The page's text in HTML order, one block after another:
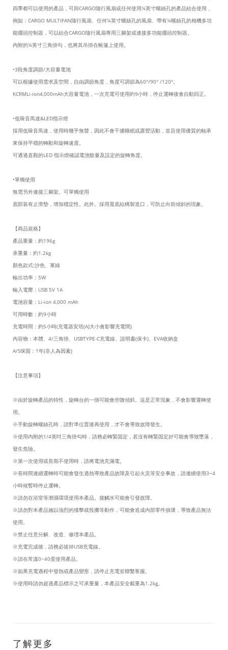
四季都可以使用的產品，可與CARGO隨行風扇或任何使用¼英寸螺絲孔的產品結合使用，
例如：CARGO MULTIFAN隨行風扇、任何¼英寸螺絲孔的風扇、帶有¼螺絲孔的相機多功
能擺頭控制器，可以結合CARGO隨行風扇專用三腳架或連接多功能擺頭控制器。
内附的¼英寸三角掛勾，也將其吊掛在帳篷上使用。
•3段角度調節/大容量電池
可以根據使用需求及空間，自由調節角度，角度可調節為60°/90° /120°。
KCRMLi-ion4,000mAh大容量電池，一次充電可使用約9小時，停止運轉後會自動回正。
•低噪音馬達&LED指示燈
採用低噪音馬達，使用時幾乎無聲，因此不會干擾睡眠或露營活動，並且使用優質的軸承
來保持平穩的轉動和旋轉速度。
可通過直觀的LED 指示燈確認電池餘量及設定的旋轉角度。
•單獨使用
無需另外連接三腳架。可單獨使用
底部装有止滑墊，增加穩定性。此外。採用寬底結構製造口，可防止向前傾斜的現象。
【商品規格】
產品重量：約196g
承重量：約1.2kg
顏色款式:沙色、軍綠
輸出功率：5W
輸入電壓：USB 5V 1A
電池容量：Li-ion 4,000 mAh
可用時數：約9小時
充電時間：約5小時(充電器安培(A)大小會影響充電間)
內容物：本體、4/三角掛、USBTYPE-C充電線、說明書(保卡)、EVA收納盒
A/S保固：1年(非人為因素)
【注意事項】
※由於旋轉產品的特性，旋轉台的一側可能會些微傾斜。這是正常現象，不會影響運轉使
用。
※手動旋轉螺絲孔時，請對準位置後再使用，才不會導致故障發生。
※使用內附的1/4英吋三角掛勾時，請務必轉緊固定，若沒有轉緊固定好可能會導致墜落，
發生危險。
※第一次使用或長期不使用時，請將電池充滿電。
※長時間連續運轉時可能會發生過熱導致產品故障及引起火災等安全事故，請連續使用3~4
小時候暫時停止運轉。
※請勿在浴室等潮濕環境使用本產品。接觸水可能會引發故障。
※請勿對本產品施以強烈的撞擊或投擲等動作，可能會造成內部零件損壞，導致產品無法
使用。
※禁止任意分解、改造、修理本產品。
※充電完成後，請務必拔掉USB充電線。
※請在常溫0~40度使用產品。
※如果充電過程中發熱或產品變形，請停止充電並聯繫客服。
※使用時請勿超過產品標示之可承重量，本產品安全載重為1.2kg。
了解更多